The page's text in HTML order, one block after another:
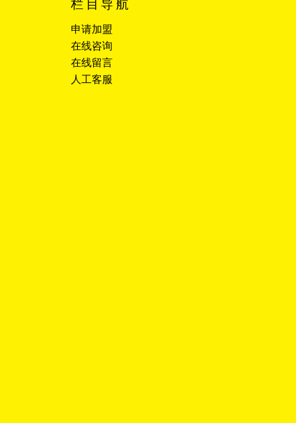
栏目导航
申请加盟
在线咨询
在线留言
人工客服